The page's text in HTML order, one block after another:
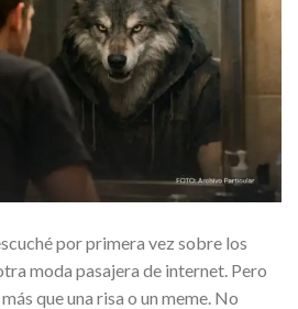
por primera vez sobre los
moda pasajera de internet. Pero
que una risa o un meme. No